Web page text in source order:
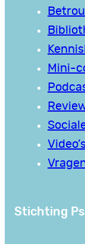
Mini-
Stichting